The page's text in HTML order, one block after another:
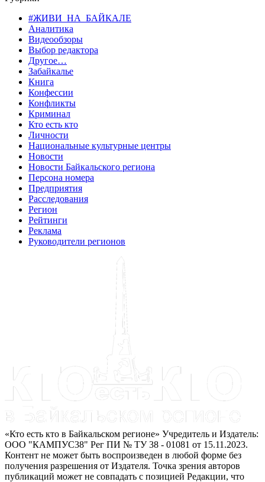
#ЖИВИ_НА_БАЙКАЛЕ
Аналитика
Видеообзоры
Выбор редактора
Другое…
Забайкалье
Книга
Конфессии
Конфликты
Криминал
Кто есть кто
Личности
Национальные культурные центры
Новости
Новости Байкальского региона
Персона номера
Предприятия
Расследования
Регион
Рейтинги
Реклама
Руководители регионов
«Кто есть кто в Байкальском регионе» Учредитель и Издатель:
ООО "КАМПУС38" Рег ПИ № ТУ 38 - 01081 от 15.11.2023.
Контент не может быть воспроизведен в любой форме без
получения разрешения от Издателя. Точка зрения авторов
публикаций может не совпадать с позицией Редакции, что